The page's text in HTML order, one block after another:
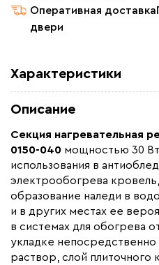
Оперативная доставка
двери
Характеристики
Монтаж
Макс. рабочая температура
Толщина (мм)
Страна производства
Гарантия (год)
Описание
Секция нагревательная
0150-040 мощностью 30
использования в
электрообогрева
образование наледи в
и в других местах ее
в системах для обогрева
укладке
раствор, слой плиточного